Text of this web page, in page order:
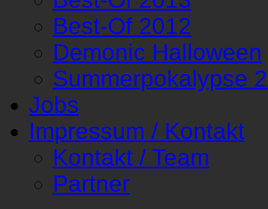
Best-Of 2012
Demonic Halloween
Summerpokalypse
Jobs
Impressum / Kontakt
Kontakt / Team
Partner